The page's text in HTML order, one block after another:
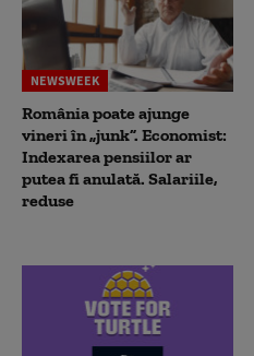
NEWSWEEK
România poate ajunge
vineri în „junk”. Economist:
Indexarea pensiilor ar
putea fi anulată. Salariile,
reduse